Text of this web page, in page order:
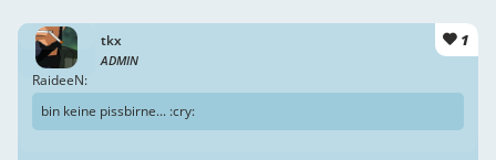
tkx
ADMIN
1
RaideeN:
bin keine pissbirne... :cry: